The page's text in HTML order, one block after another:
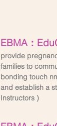
EBMA：
provide
families to
bonding touch
and establish a
Instructors )